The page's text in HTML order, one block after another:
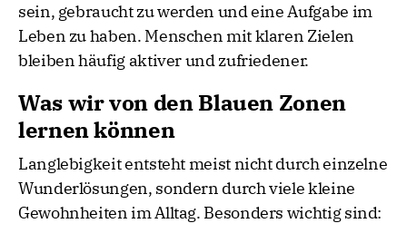
sein, gebraucht zu werden und eine Aufgabe im
Leben zu haben. Menschen mit klaren Zielen
bleiben häufig aktiver und zufriedener.
Was wir von den Blauen Zonen
lernen können
Langlebigkeit entsteht meist nicht durch einzelne
Wunderlösungen, sondern durch viele kleine
Gewohnheiten im Alltag. Besonders wichtig sind: